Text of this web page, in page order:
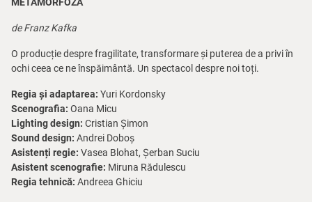
METAMORFOZA
de Franz Kafka
O producție despre fragilitate, transformare și puterea de a privi în
ochi ceea ce ne înspăimântă. Un spectacol despre noi toți.
Regia și adaptarea: Yuri Kordonsky
Scenografia: Oana Micu
Lighting design: Cristian Șimon
Sound design: Andrei Doboș
Asistenți regie: Vasea Blohat, Șerban Suciu
Asistent scenografie: Miruna Rădulescu
Regia tehnică: Andreea Ghiciu